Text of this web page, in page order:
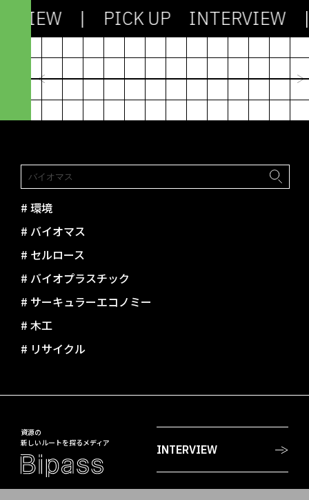
| PICK UP INTERVIEW|
社会も課題もシンプルじゃない。
剥き出しの「わからなさ」との対
2024.03.13
機能不全のシ
林篤志｜
paramita
資源の
新しいルートを探るメディア
INTERVIEW
# 環境
# バイオマス
# セルロース
# バイオプラスチック
# サーキュラーエコノミー
# 木工
# リサイクル